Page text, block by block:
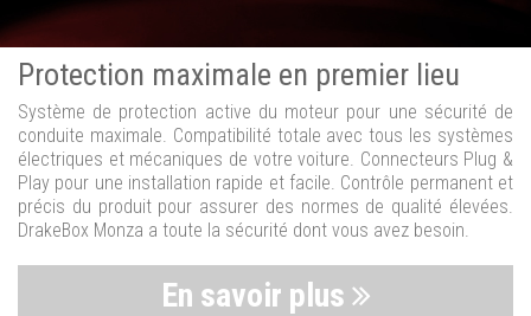
Protection maximale en premier lieu
Système de protection active du moteur pour une sécurité de
conduite maximale. Compatibilité totale avec tous les systèmes
électriques et mécaniques de votre voiture. Connecteurs Plug &
Play pour une installation rapide et facile. Contrôle permanent et
précis du produit pour assurer des normes de qualité élevées.
DrakeBox Monza a toute la sécurité dont vous avez besoin.
En savoir plus